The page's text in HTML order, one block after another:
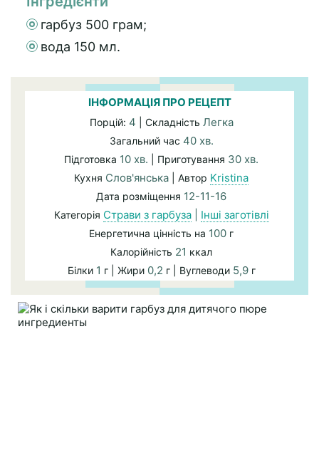
гарбуз 500 грам;
вода 150 мл.
ІНФОРМАЦІЯ ПРО РЕЦЕПТ
Порцій: 4 | Складність Легка
Загальний час 40 хв.
Підготовка 10 хв. | Приготування 30 хв.
Кухня Слов'янська | Автор Kristina
Дата розміщення 12-11-16
Категорія Страви з гарбуза| Інші заготівлі
Енергетична цінність на 100 г
Калорійність 21 ккал
Білки 1 г | Жири 0,2 г | Вуглеводи 5,9г